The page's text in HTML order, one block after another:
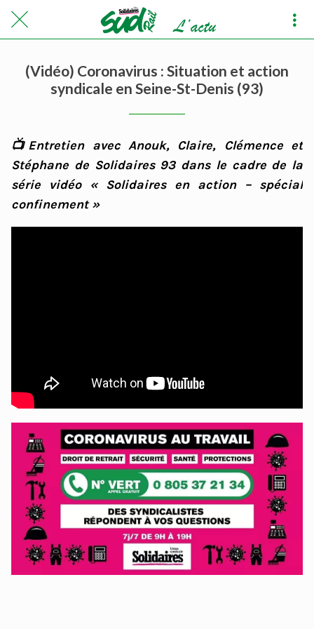
(Vidéo) Coronavirus : Situation et action
syndicale en Seine-St-Denis (93)
📺Entretien avec Anouk, Claire, Clémence et
Stéphane de Solidaires 93 dans le cadre de la
série vidéo « Solidaires en action – spécial
confinement »